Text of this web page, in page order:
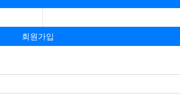
회원가입